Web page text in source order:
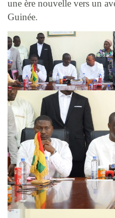
une ère nouvelle vers un
Guinée.